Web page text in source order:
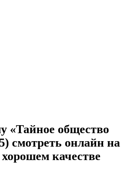
«Тайное общество
cмотреть онлайн на
качестве